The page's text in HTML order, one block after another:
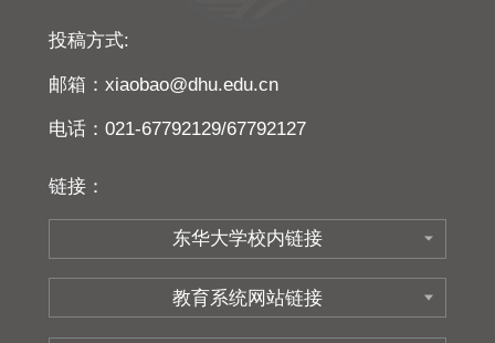
投稿方式:
邮箱：xiaobao@dhu.edu.cn
电话：021-67792129/67792127
链接：